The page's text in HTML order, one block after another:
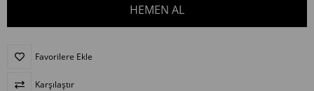
Favorilere Ekle
Karşılaştır